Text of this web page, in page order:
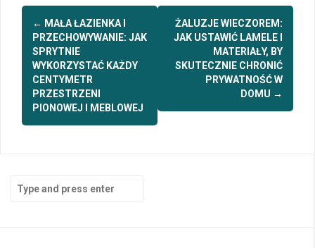
Post
navigation
← MAŁA ŁAZIENKA I
PRZECHOWYWANIE: JAK
SPRYTNIE
WYKORZYSTAĆ KAŻDY
CENTYMETR
PRZESTRZENI
PIONOWEJ I MEBLOWEJ
ŻALUZJE WIECZOREM:
JAK USTAWIĆ LAMELE I
MATERIAŁY, BY
SKUTECZNIE CHRONIĆ
PRYWATNOŚĆ W
DOMU →
for: